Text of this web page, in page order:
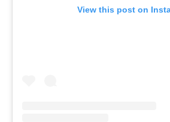
View this post on